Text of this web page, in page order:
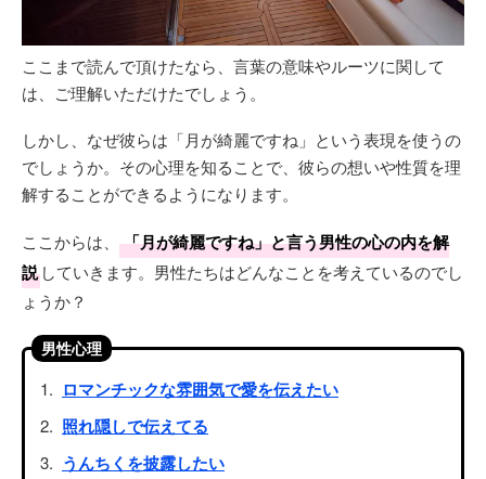
ここまで読んで頂けたなら、言葉の意味やルーツに関して
は、ご理解いただけたでしょう。
しかし、なぜ彼らは「月が綺麗ですね」という表現を使うの
でしょうか。その心理を知ることで、彼らの想いや性質を理
解することができるようになります。
ここからは、
「月が綺麗ですね」と言う男性の心の内を解
説 していきます。男性たちはどんなことを考えているのでし
ょうか？
男性心理
ロマンチックな雰囲気で愛を伝えたい
照れ隠しで伝えてる
うんちくを披露したい